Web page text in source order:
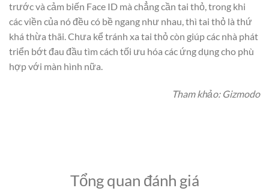
trước và cảm biến Face ID mà chẳng cần tai thỏ, trong khi
các viền của nó đều có bề ngang như nhau, thì tai thỏ là thứ
khá thừa thãi. Chưa kể tránh xa tai thỏ còn giúp các nhà phát
triển bớt đau đầu tìm cách tối ưu hóa các ứng dụng cho phù
hợp với màn hình nữa.
Tham khảo: Gizmodo
Tổng quan đánh giá